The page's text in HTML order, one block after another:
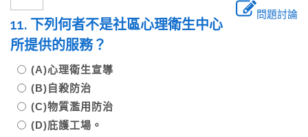
問題討論
11. 下列何者不是社區心理衛生中心
所提供的服務？
(A)心理衛生宣導
(B)自殺防治
(C)物質濫用防治
(D)庇護工場。